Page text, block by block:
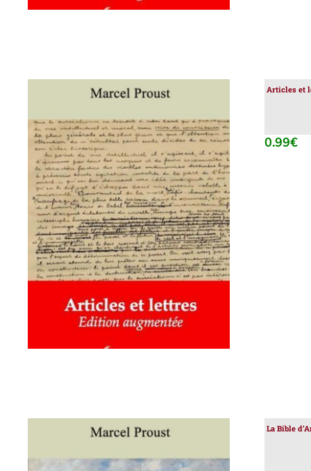
AJOUTER AU PANIER / DÉTAILS
Articles et
0.99€
La Bible